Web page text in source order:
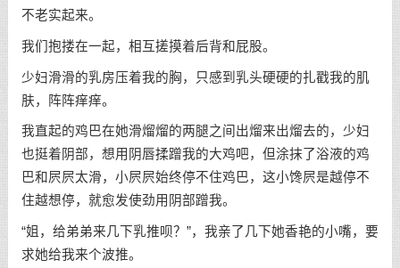
不老实起来。
我们抱搂在一起，相互搓摸着后背和屁股。
少妇滑滑的乳房压着我的胸，只感到乳头硬硬的扎戳我的肌
肤，阵阵痒痒。
我直起的鸡巴在她滑熘熘的两腿之间出熘来出熘去的，少妇
也挺着阴部，想用阴唇揉蹭我的大鸡吧，但涂抹了浴液的鸡
巴和屄屄太滑，小屄屄始终停不住鸡巴，这小馋屄是越停不
住越想停，就愈发使劲用阴部蹭我。
“姐，给弟弟来几下乳推呗？”，我亲了几下她香艳的小嘴，要
求她给我来个波推。